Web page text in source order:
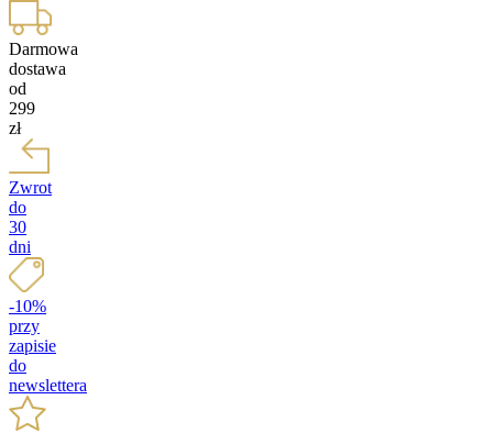
Darmowa
dostawa
od
299
zł
Zwrot
do
30
dni
-10%
przy
zapisie
do
newslettera